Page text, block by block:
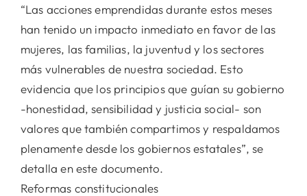
“Las acciones emprendidas durante estos meses
han tenido un impacto inmediato en favor de las
mujeres, las familias, la juventud y los sectores
más vulnerables de nuestra sociedad. Esto
evidencia que los principios que guían su gobierno
-honestidad, sensibilidad y justicia social- son
valores que también compartimos y respaldamos
plenamente desde los gobiernos estatales”, se
detalla en este documento.
Reformas constitucionales